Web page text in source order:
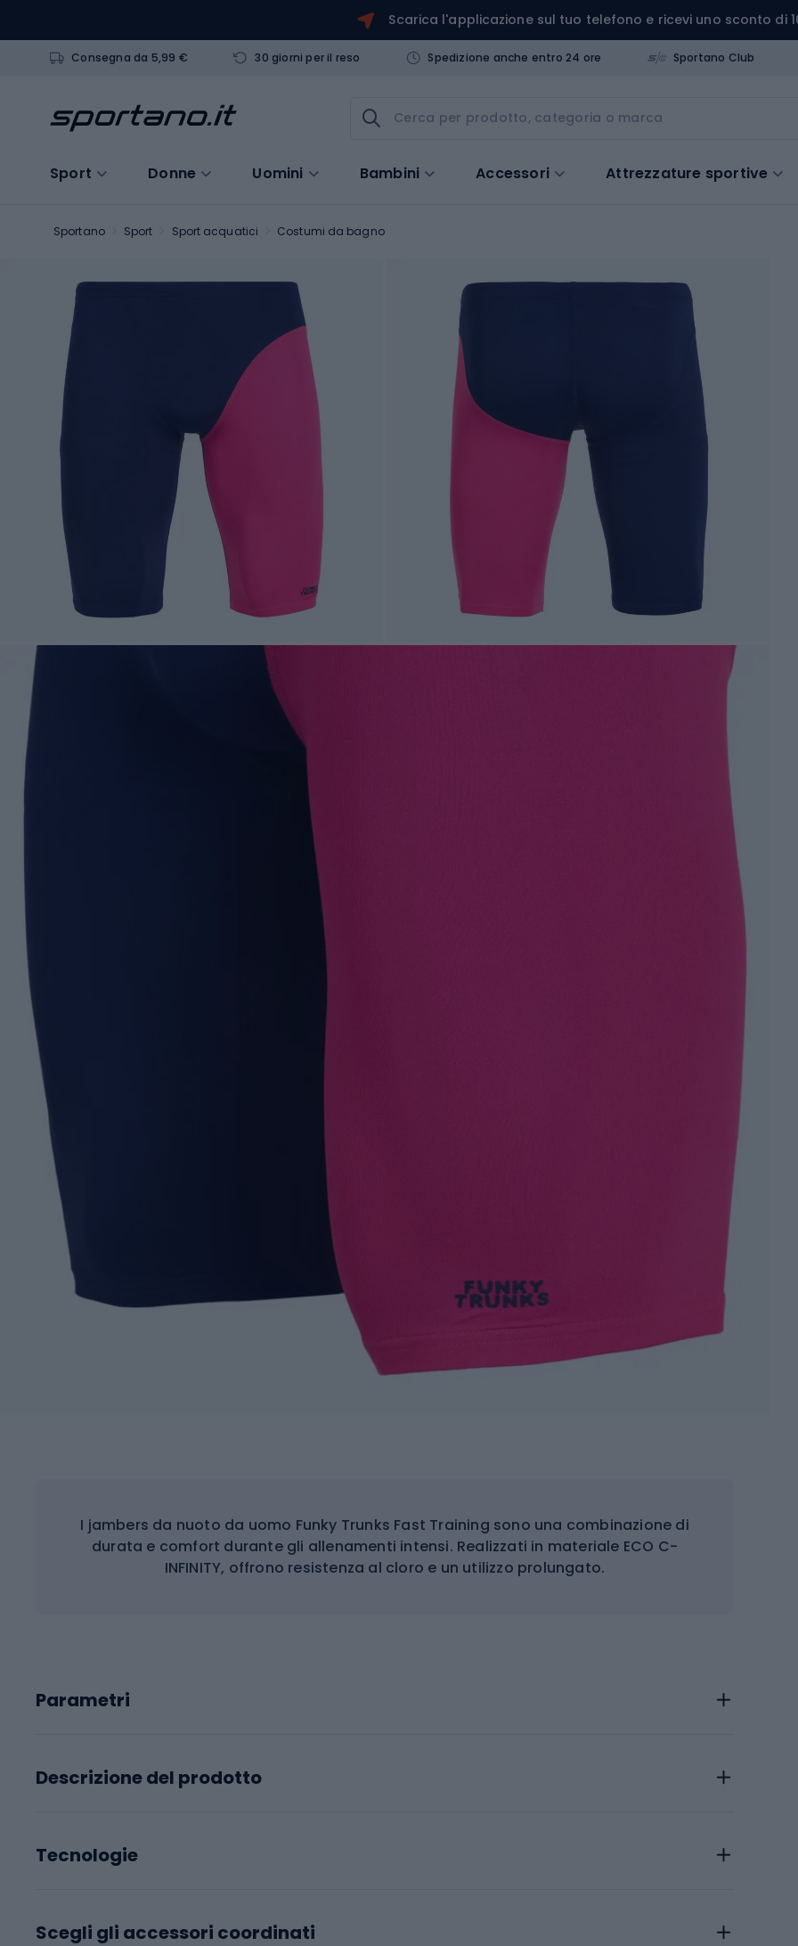
Scarica l'applicazione sul tuo telefono e ricevi uno sconto di
Consegna da 5,99 € 30 giorni per il reso Spedizione anche entro 24 ore Sportano Club
Sport Donne Uomini Bambini Accessori Attrezzature sportive
Sportano Sport Sport acquatici Costumi da bagno
I jambers da nuoto da uomo Funky Trunks Fast Training sono una combinazione di
durata e comfort durante gli allenamenti intensi. Realizzati in materiale ECO C-
INFINITY, offrono resistenza al cloro e un utilizzo prolungato.
Parametri
Descrizione del prodotto
Tecnologie
Scegli gli accessori coordinati